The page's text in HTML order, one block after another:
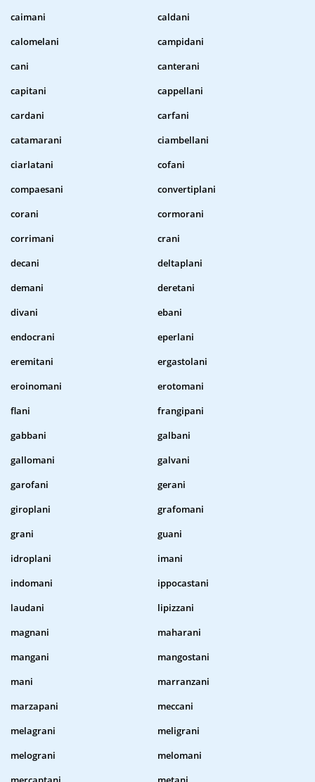
caimani
caldani
calomelani
campidani
cani
canterani
capitani
cappellani
cardani
carfani
catamarani
ciambellani
ciarlatani
cofani
compaesani
convertiplani
corani
cormorani
corrimani
crani
decani
deltaplani
demani
deretani
divani
ebani
endocrani
eperlani
eremitani
ergastolani
eroinomani
erotomani
flani
frangipani
gabbani
galbani
gallomani
galvani
garofani
gerani
giroplani
grafomani
grani
guani
idroplani
imani
indomani
ippocastani
laudani
lipizzani
magnani
maharani
mangani
mangostani
mani
marranzani
marzapani
meccani
melagrani
meligrani
melograni
melomani